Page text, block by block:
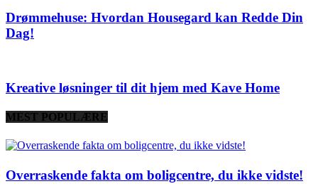
Drømmehuse: Hvordan Housegard kan Redde Din
Dag!
Kreative løsninger til dit hjem med Kave Home
MEST POPULÆRE
Overraskende fakta om boligcentre, du ikke vidste!